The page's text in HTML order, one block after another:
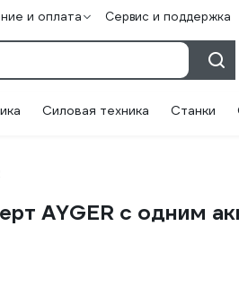
и оплата Сервис и поддержка
Силовая техника Станки
AYGER с одним